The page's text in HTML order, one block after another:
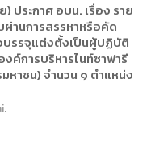
) ประกาศ อบน. เรื่อง ราย
านการสรรหาหรือคัด
บรรจุแต่งตั้งเป็นผู้ปฏิบัติ
ค์การบริหารไนท์ซาฟารี
หาชน) จำนวน ๑ ตำแหน่ง